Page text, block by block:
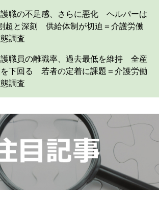
職の不足感、さらに悪化 ヘルパーは
超と深刻 供給体制が切迫＝介護労働
調査
職員の離職率、過去最低を維持 全産
下回る 若者の定着に課題＝介護労働
調査